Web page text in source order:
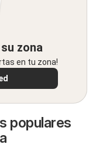
zona
en tu zona!
populares